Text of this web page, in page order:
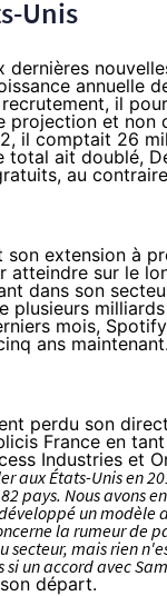
Unis
annuelle
il
projection et
il comptait 26
ait doublé,
au
extension à
atteindre sur le
dans son
mois,
ans maintenant.
perdu son
France en
Industries et
aux États-Unis en
pays. Nous avons
un
la rumeur de
mais rien
si un accord avec
départ.